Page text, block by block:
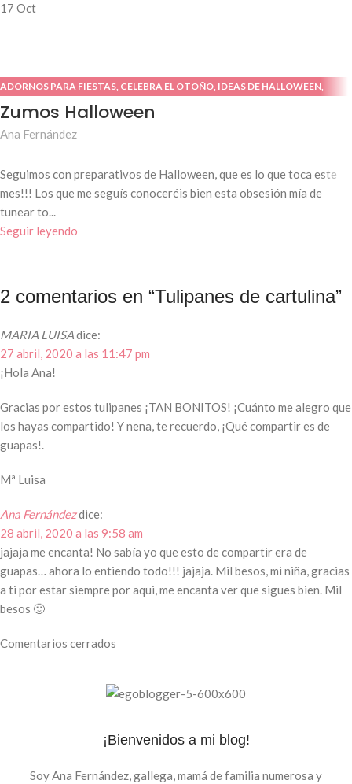
17 Oct
ADORNOS PARA FIESTAS, CELEBRA EL OTOÑO, IDEAS DE HALLOWEEN,
TUTORIALES O DIY
Zumos Halloween
Ana Fernández
Seguimos con preparativos de Halloween, que es lo que toca este
mes!!! Los que me seguís conoceréis bien esta obsesión mía de
tunear to...
Seguir leyendo
2 comentarios en “Tulipanes de cartulina”
MARIA LUISAdice:
27 abril, 2020 a las 11:47 pm
¡Hola Ana!
Gracias por estos tulipanes ¡TAN BONITOS! ¡Cuánto me alegro que
los hayas compartido! Y nena, te recuerdo, ¡Qué compartir es de
guapas!.
Mª Luisa
Ana Fernándezdice:
28 abril, 2020 a las 9:58 am
jajaja me encanta! No sabía yo que esto de compartir era de
guapas… ahora lo entiendo todo!!! jajaja. Mil besos, mi niña, gracias
a ti por estar siempre por aqui, me encanta ver que sigues bien. Mil
besos 🙂
Comentarios cerrados
¡Bienvenidos a mi blog!
Soy Ana Fernández, gallega, mamá de familia numerosa y